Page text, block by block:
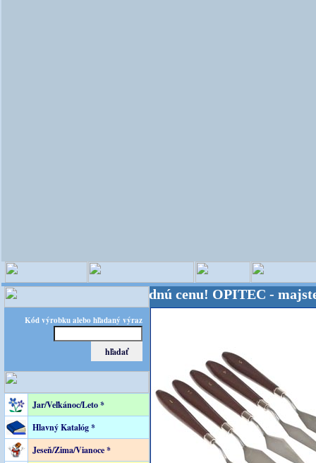
Kód výrobku alebo hľadaný výraz
Jar/Veľkánoc/Leto *
Hlavný Katalóg *
Jeseň/Zima/Vianoce *
Kvalita za výhodnú cenu! OPITEC - majster